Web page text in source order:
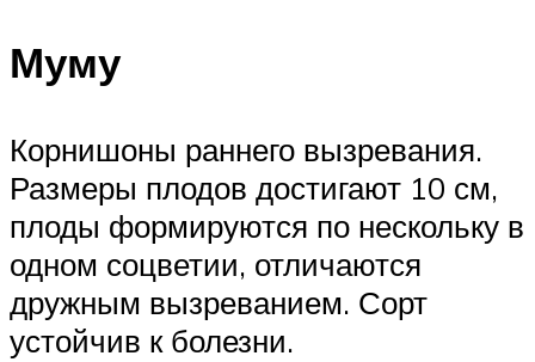
Муму
Корнишоны раннего вызревания.
Размеры плодов достигают 10 см,
плоды формируются по нескольку в
одном соцветии, отличаются
дружным вызреванием. Сорт
устойчив к болезни.